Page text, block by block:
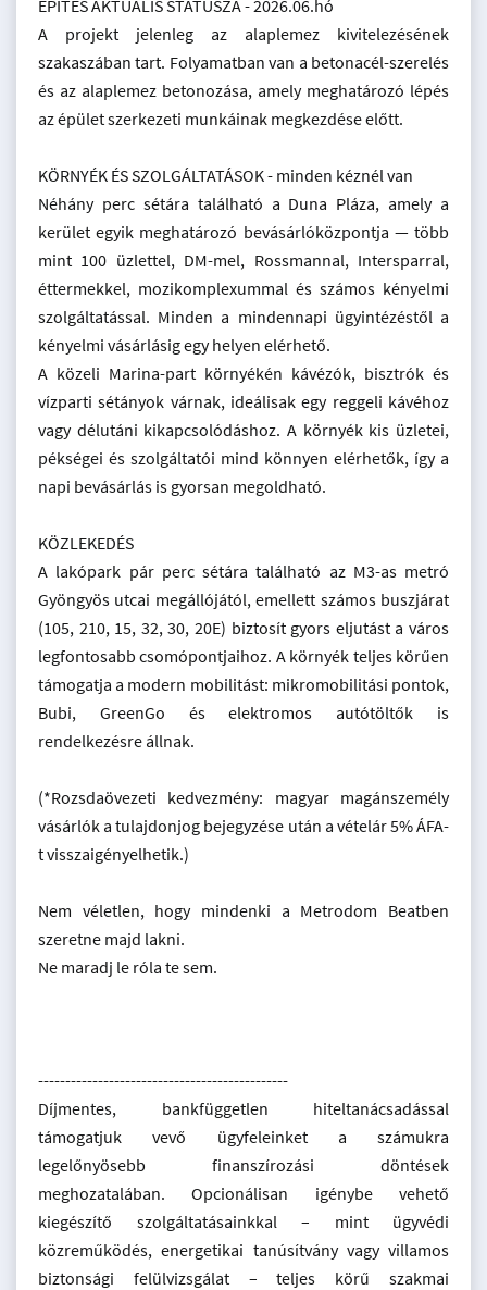
ÉPÍTÉS AKTUÁLIS STÁTUSZA - 2026.06.hó
A projekt jelenleg az alaplemez kivitelezésének
szakaszában tart. Folyamatban van a betonacél-szerelés
és az alaplemez betonozása, amely meghatározó lépés
az épület szerkezeti munkáinak megkezdése előtt.
KÖRNYÉK ÉS SZOLGÁLTATÁSOK - minden kéznél van
Néhány perc sétára található a Duna Pláza, amely a
kerület egyik meghatározó bevásárlóközpontja — több
mint 100 üzlettel, DM-mel, Rossmannal, Intersparral,
éttermekkel, mozikomplexummal és számos kényelmi
szolgáltatással. Minden a mindennapi ügyintézéstől a
kényelmi vásárlásig egy helyen elérhető.
A közeli Marina-part környékén kávézók, bisztrók és
vízparti sétányok várnak, ideálisak egy reggeli kávéhoz
vagy délutáni kikapcsolódáshoz. A környék kis üzletei,
pékségei és szolgáltatói mind könnyen elérhetők, így a
napi bevásárlás is gyorsan megoldható.
KÖZLEKEDÉS
A lakópark pár perc sétára található az M3-as metró
Gyöngyös utcai megállójától, emellett számos buszjárat
(105, 210, 15, 32, 30, 20E) biztosít gyors eljutást a város
legfontosabb csomópontjaihoz. A környék teljes körűen
támogatja a modern mobilitást: mikromobilitási pontok,
Bubi, GreenGo és elektromos autótöltők is
rendelkezésre állnak.
(*Rozsdaövezeti kedvezmény: magyar magánszemély
vásárlók a tulajdonjog bejegyzése után a vételár 5% ÁFA-
t visszaigényelhetik.)
Nem véletlen, hogy mindenki a Metrodom Beatben
szeretne majd lakni.
Ne maradj le róla te sem.
----------------------------------------------
Díjmentes, bankfüggetlen hiteltanácsadással
támogatjuk vevő ügyfeleinket a számukra
legelőnyösebb finanszírozási döntések
meghozatalában. Opcionálisan igénybe vehető
kiegészítő szolgáltatásainkkal – mint ügyvédi
közreműködés, energetikai tanúsítvány vagy villamos
biztonsági felülvizsgálat – teljes körű szakmai